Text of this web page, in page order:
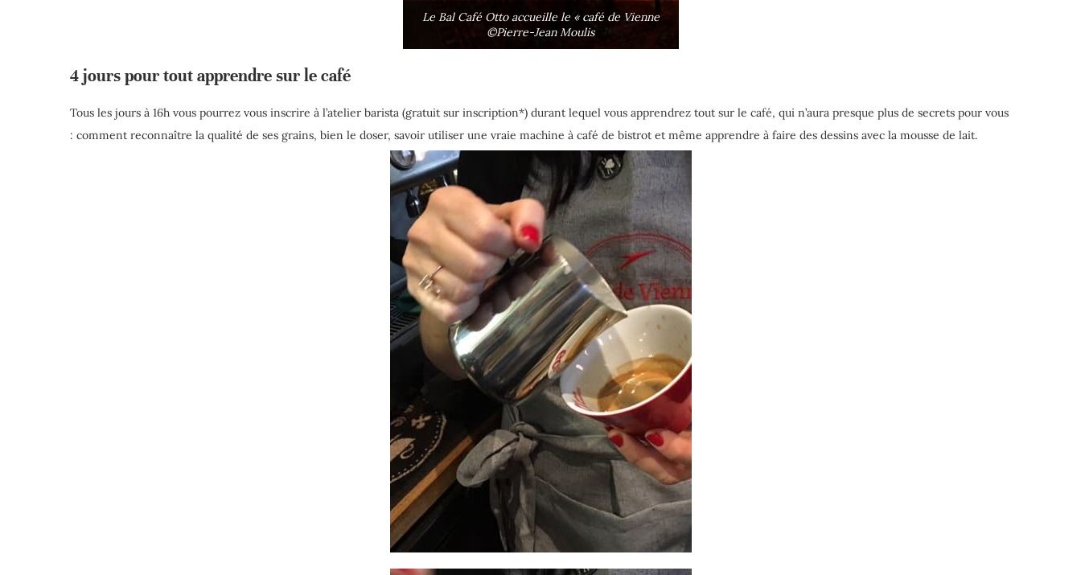
Le Bal Café Otto accueille le « café de Vienne
©Pierre-Jean Moulis
4 jours pour tout apprendre sur le café
Tous les jours à 16h vous pourrez vous inscrire à l’atelier barista (gratuit sur inscription*) durant lequel vous apprendrez tout sur le café, qui n’aura presque plus de secrets pour vous
: comment reconnaître la qualité de ses grains, bien le doser, savoir utiliser une vraie machine à café de bistrot et même apprendre à faire des dessins avec la mousse de lait.